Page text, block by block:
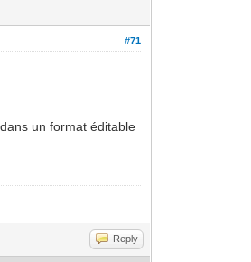
#71
un format éditable
Reply